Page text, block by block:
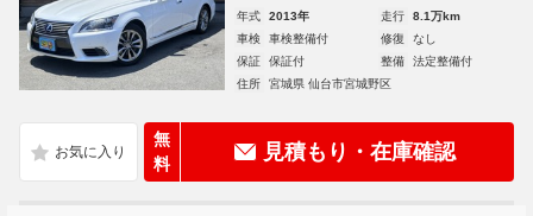
年式 2013年 走行
8.1万km
車検
車検整備付 修復
なし
保証
保証付 整備
法定整備付
住所
宮城県 仙台市宮城野区
無
料
見積もり・在庫確認